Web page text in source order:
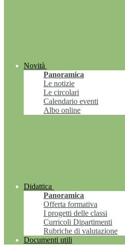
Novità
Panoramica
Le notizie
Le circolari
Calendario eventi
Albo online
Didattica
Panoramica
Offerta formativa
I progetti delle classi
Curricoli Dipartimenti
Rubriche di valutazione
Documenti utili